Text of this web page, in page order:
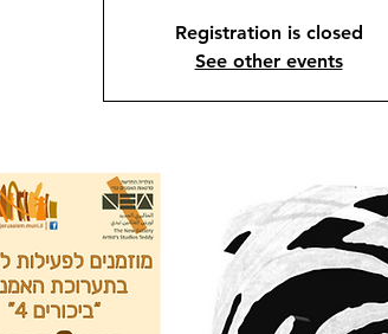
Registration is closed
See other events